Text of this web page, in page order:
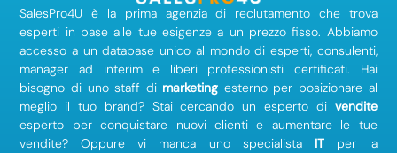
SalesPro4U è la prima agenzia di reclutamento che trova
esperti in base alle tue esigenze a un prezzo fisso. Abbiamo
accesso a un database unico al mondo di esperti, consulenti,
manager ad interim e liberi professionisti certificati. Hai
bisogno di uno staff di marketing esterno per posizionare al
meglio il tuo brand? Stai cercando un esperto di vendite
esperto per conquistare nuovi clienti e aumentare le tue
vendite? Oppure vi manca uno specialista ITper la